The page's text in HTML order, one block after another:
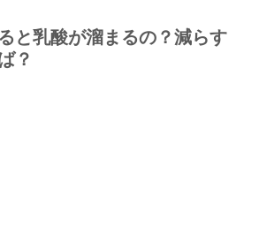
と乳酸が溜まるの？減らす
？